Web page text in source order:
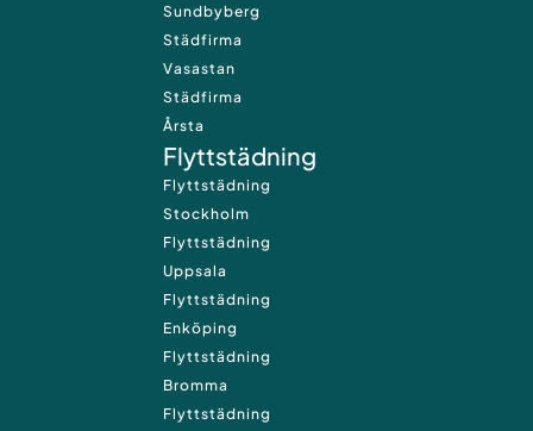
Sundbyberg
Städfirma
Vasastan
Städfirma
Årsta
Flyttstädning
Flyttstädning
Stockholm
Flyttstädning
Uppsala
Flyttstädning
Enköping
Flyttstädning
Bromma
Flyttstädning